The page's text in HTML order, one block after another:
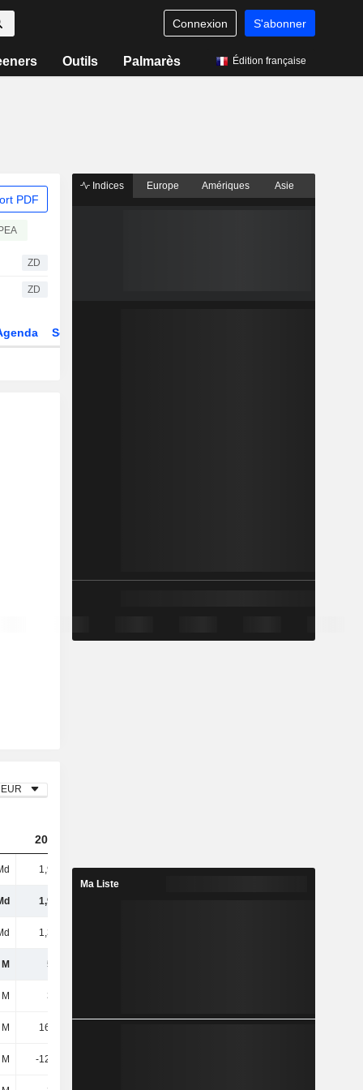
Connexion S'abonner
Outils Palmarès Édition française
PDF
PEA
ZD
ZD
Secteur
EUR
2023
1,99 Md 2,04 Md 2,32 Md
1,99 Md
1,39 Md
597 M
373 M
16,13 M
-12,72 M
Indices Europe Amériques Asie
Ma Liste